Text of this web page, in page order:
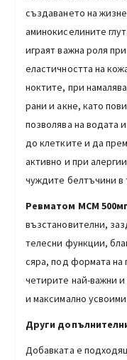
създаването на
аминокиселините
играят важна роля
еластичността на
ноктите, при
рани и акне, като
позволява на водата
до клетките и да
активно и при
чуждите белтъчини в
Ревматом МСМ
възстановителни,
телесни функции,
сяра, под формата на
четирите най-важни
и максимално
Други
Добавката е